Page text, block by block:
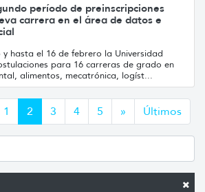
período de preinscripciones
carrera en el área de datos e
y hasta el 16 de febrero la Universidad
para 16 carreras de grado en
alimentos, mecatrónica, logíst...
1 2 3 4 5 »Siguiente
Últimos